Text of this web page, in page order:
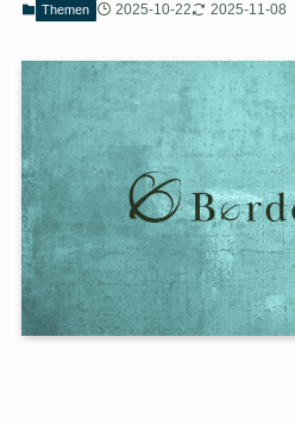
Themen 2025-10-22 2025-11-08